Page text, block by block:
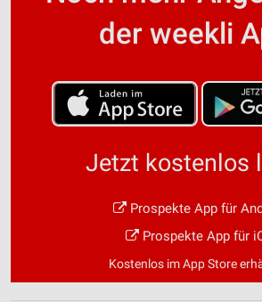
der weekli
Jetzt kostenlos
Prospekte App für
Prospekte App für
Kostenlos im App Store